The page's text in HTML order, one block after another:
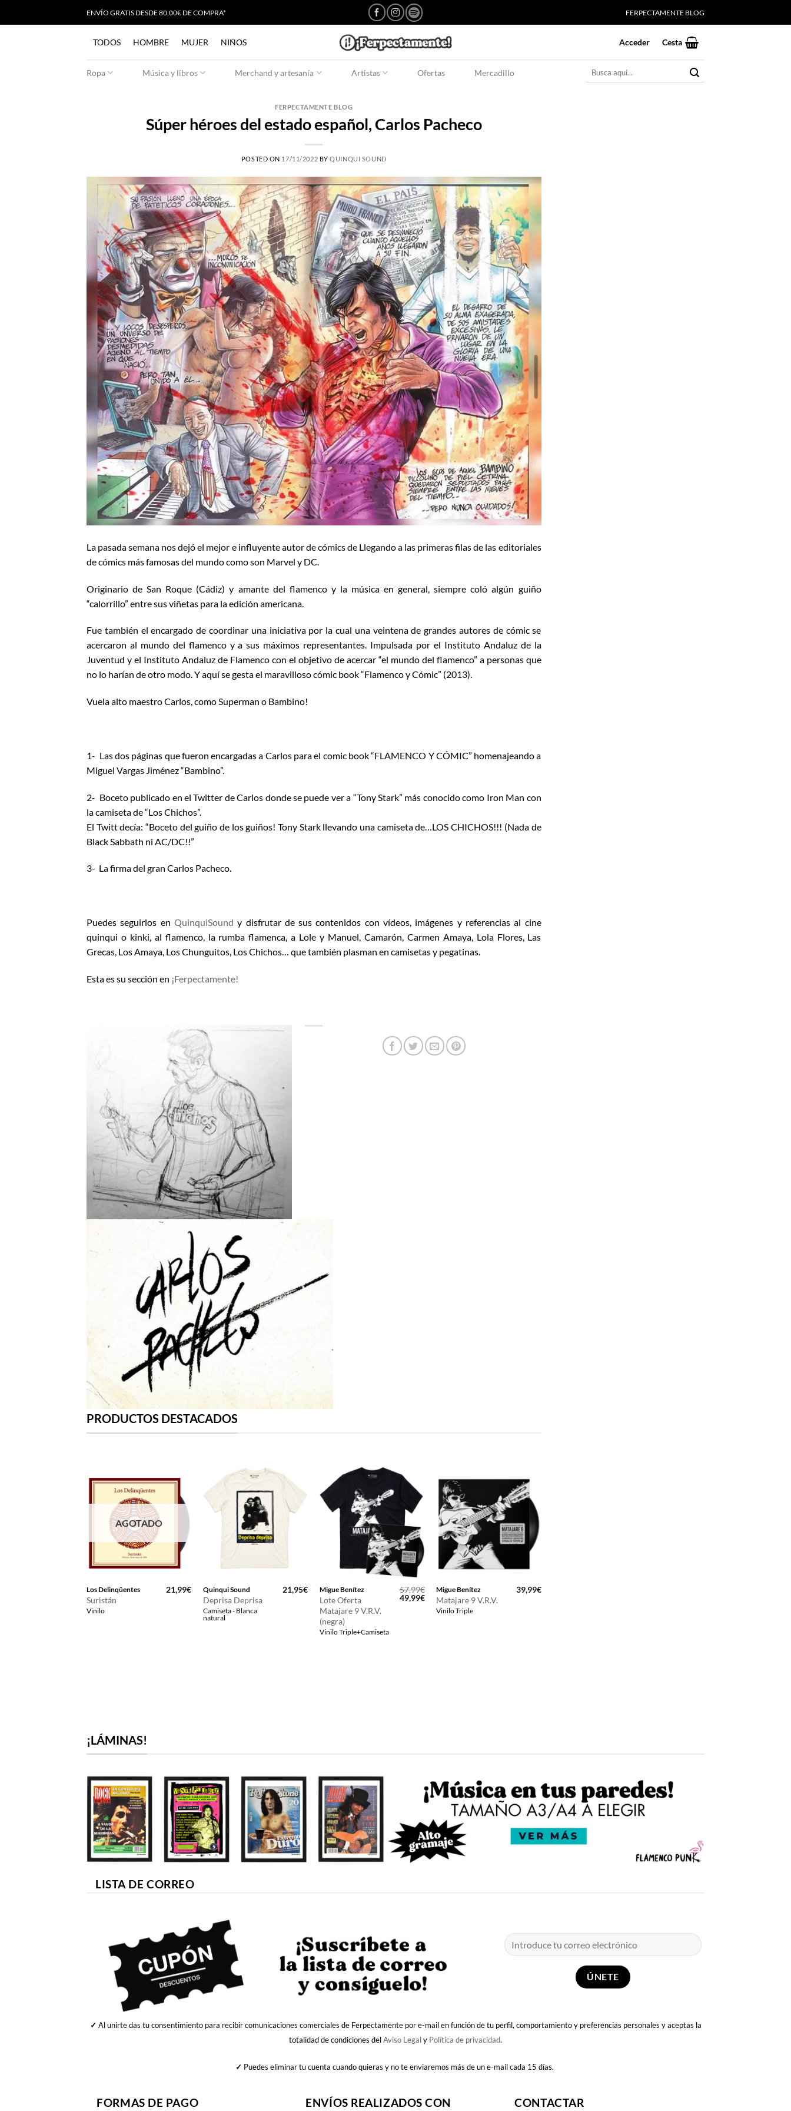
ENVÍO GRATIS DESDE 80,00€ DE COMPRA* FERPECTAMENTE BLOG
TODOS HOMBRE MUJER NIÑOS Acceder Cesta
Ropa Música y libros Merchand y artesanía Artistas Ofertas Mercadillo
Buscar
FERPECTAMENTE BLOG
Súper héroes del estado español, Carlos Pacheco
POSTED ON 17/11/2022 BYQUINQUI SOUND
La pasada semana nos dejó el mejor e influyente autor de cómics de Llegando a las primeras filas de las editoriales
de cómics más famosas del mundo como son Marvel y DC.
Originario de San Roque (Cádiz) y amante del flamenco y la música en general, siempre coló algún guiño
“calorrillo” entre sus viñetas para la edición americana.
Fue también el encargado de coordinar una iniciativa por la cual una veintena de grandes autores de cómic se
acercaron al mundo del flamenco y a sus máximos representantes. Impulsada por el Instituto Andaluz de la
Juventud y el Instituto Andaluz de Flamenco con el objetivo de acercar “el mundo del flamenco” a personas que
no lo harían de otro modo. Y aquí se gesta el maravilloso cómic book “Flamenco y Cómic” (2013).
Vuela alto maestro Carlos, como Superman o Bambino!
1- Las dos páginas que fueron encargadas a Carlos para el comic book “FLAMENCO Y CÓMIC” homenajeando a
Miguel Vargas Jiménez “Bambino”.
2- Boceto publicado en el Twitter de Carlos donde se puede ver a “Tony Stark” más conocido como Iron Man con
la camiseta de “Los Chichos”.
El Twitt decía: “Boceto del guiño de los guiños! Tony Stark llevando una camiseta de…LOS CHICHOS!!! (Nada de
Black Sabbath ni AC/DC!!”
3- La firma del gran Carlos Pacheco.
Puedes seguirlos en QuinquiSound y disfrutar de sus contenidos con vídeos, imágenes y referencias al cine
quinqui o kinki, al flamenco, la rumba flamenca, a Lole y Manuel, Camarón, Carmen Amaya, Lola Flores, Las
Grecas, Los Amaya, Los Chunguitos, Los Chichos… que también plasman en camisetas y pegatinas.
Esta es su sección en ¡Ferpectamente!
PRODUCTOS DESTACADOS
AGOTADO
Los Delinqüentes
Suristán
Vinilo
21,99€ Quinqui Sound
Deprisa Deprisa
Camiseta - Blanca
natural
21,95€ Migue Benítez
Lote Oferta
Matajare 9 V.R.V.
(negra)
Vinilo Triple+Camiseta
57,99€
El
precio
49,99€El
precio
actual
Migue Benítez
Matajare 9 V.R.V.
Vinilo Triple
39,99€
¡LÁMINAS!
LISTA DE CORREO
✓ Al unirte das tu consentimiento para recibir comunicaciones comerciales de Ferpectamente por e-mail en función de tu perfil, comportamiento y preferencias personales y aceptas la
totalidad de condiciones delAviso Legaly Política de privacidad.
✓ Puedes eliminar tu cuenta cuando quieras y no te enviaremos más de un e-mail cada 15 días.
FORMAS DE PAGO ENVÍOS REALIZADOS CON CONTACTAR